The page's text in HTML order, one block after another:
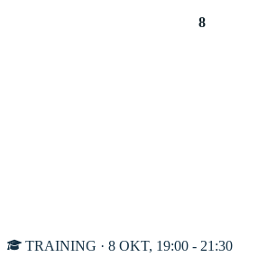
8
TRAINING · 8 OKT, 19:00 - 21:30